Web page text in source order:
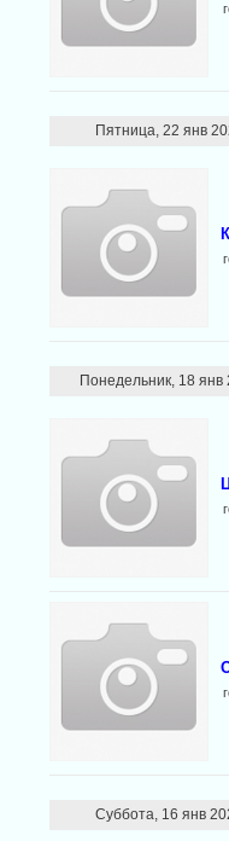
Пятница, 22 янв
Понедельник, 18 янв
Суббота, 16 янв